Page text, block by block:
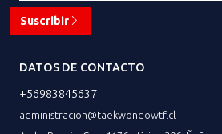
Suscribir
DATOS DE CONTACTO
+56983845637
administracion@taekwondowtf.cl